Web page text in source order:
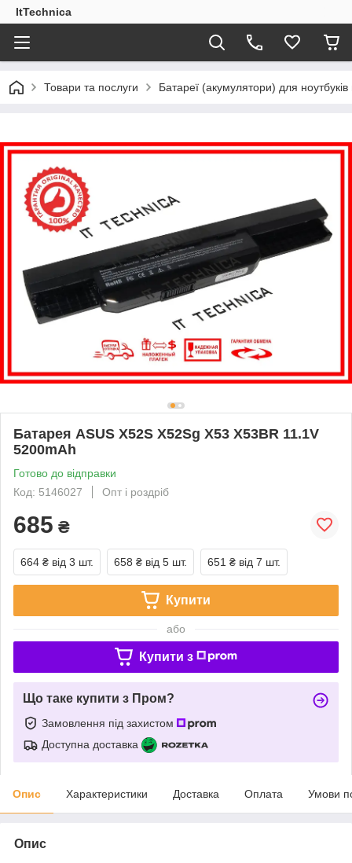
ItTechnica
Товари та послуги Батареї (акумулятори) для
Батарея ASUS X52S X52Sg X53 X53BR 11.1V
5200mAh
Готово до відправки
Код: 5146027
Опт і роздріб
685 ₴
664 ₴ від 3 шт. 658 ₴ від 5 шт. 651 ₴ від 7 шт.
Купити
або
Купити з
Що таке купити з Пром?
Замовлення під захистом
Доступна доставка
Опис Характеристики Доставка Оплата Умови
Опис